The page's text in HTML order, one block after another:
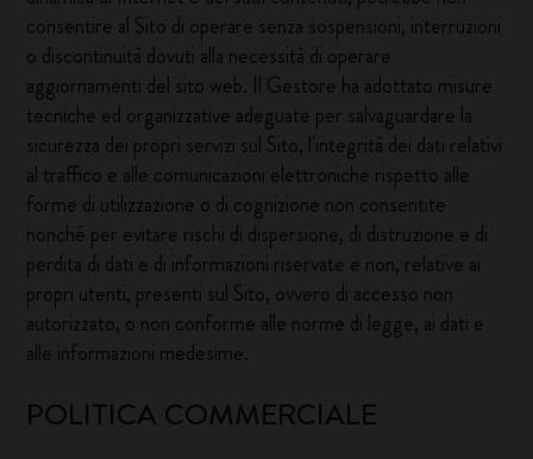
consentire al Sito di operare senza sospensioni, interruzioni
o discontinuità dovuti alla necessità di operare
aggiornamenti del sito web. Il Gestore ha adottato misure
tecniche ed organizzative adeguate per salvaguardare la
sicurezza dei propri servizi sul Sito, l'integrità dei dati relativi
al traffico e alle comunicazioni elettroniche rispetto alle
forme di utilizzazione o di cognizione non consentite
nonché per evitare rischi di dispersione, di distruzione e di
perdita di dati e di informazioni riservate e non, relative ai
propri utenti, presenti sul Sito, ovvero di accesso non
autorizzato, o non conforme alle norme di legge, ai dati e
alle informazioni medesime.
POLITICA COMMERCIALE